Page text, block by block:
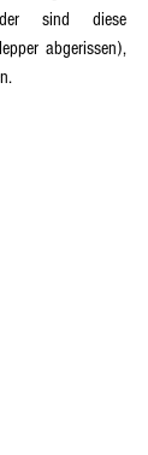
sind diese
abgerissen),